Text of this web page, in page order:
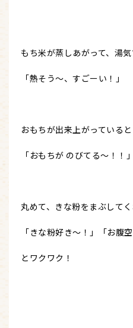
もち米が蒸しあがって、湯気
「熱そう～、すごーい！」
おもちが出来上がっていると
「おもちが のびてる～！！
丸めて、きな粉をまぶしてく
「きな粉好き～！」「お腹
とワクワク！